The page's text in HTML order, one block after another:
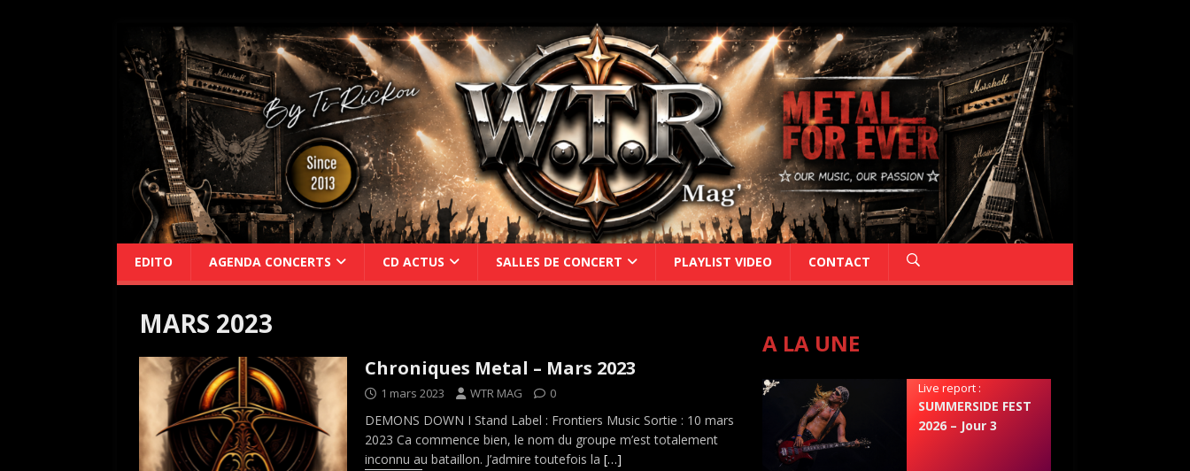
EDITO AGENDA CONCERTS CD ACTUS SALLES DE CONCERT PLAYLIST VIDEO CONTACT
MARS 2023
Chroniques Metal – Mars 2023
1 mars 2023 WTR MAG 0
DEMONS DOWN I Stand Label : Frontiers Music Sortie : 10 mars
2023 Ca commence bien, le nom du groupe m’est totalement
inconnu au bataillon. J’admire toutefois la […]
A LA UNE
Live report :
SUMMERSIDE FEST
2026 – Jour 3